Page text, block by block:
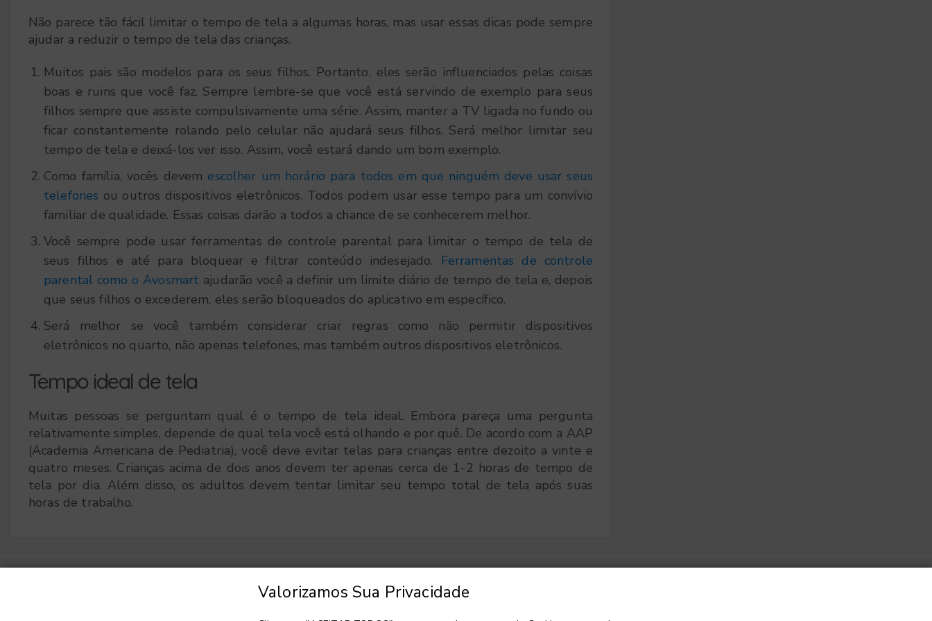
Não parece tão fácil limitar o tempo de tela a algumas horas, mas usar essas dicas pode sempre
ajudar a reduzir o tempo de tela das crianças.
Muitos pais são modelos para os seus filhos. Portanto, eles serão influenciados pelas coisas
boas e ruins que você faz. Sempre lembre-se que você está servindo de exemplo para seus
filhos sempre que assiste compulsivamente uma série. Assim, manter a TV ligada no fundo ou
ficar constantemente rolando pelo celular não ajudará seus filhos. Será melhor limitar seu
tempo de tela e deixá-los ver isso. Assim, você estará dando um bom exemplo.
Como família, vocês devem escolher um horário para todos em que ninguém deve usar seus
telefones ou outros dispositivos eletrônicos. Todos podem usar esse tempo para um convívio
familiar de qualidade. Essas coisas darão a todos a chance de se conhecerem melhor.
Você sempre pode usar ferramentas de controle parental para limitar o tempo de tela de
seus filhos e até para bloquear e filtrar conteúdo indesejado. Ferramentas de controle
parental como o Avosmart ajudarão você a definir um limite diário de tempo de tela e, depois
que seus filhos o excederem, eles serão bloqueados do aplicativo em específico.
Será melhor se você também considerar criar regras como não permitir dispositivos
eletrônicos no quarto, não apenas telefones, mas também outros dispositivos eletrônicos.
Tempo ideal de tela
Muitas pessoas se perguntam qual é o tempo de tela ideal. Embora pareça uma pergunta
relativamente simples, depende de qual tela você está olhando e por quê. De acordo com a AAP
(Academia Americana de Pediatria), você deve evitar telas para crianças entre dezoito a vinte e
quatro meses. Crianças acima de dois anos devem ter apenas cerca de 1-2 horas de tempo de
tela por dia. Além disso, os adultos devem tentar limitar seu tempo total de tela após suas
horas de trabalho.
Valorizamos Sua Privacidade